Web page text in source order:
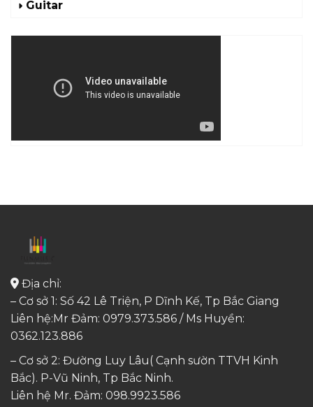
Guitar
Địa chỉ:
– Cơ sở 1: Số 42 Lê Triện, P Dĩnh Kế, Tp Bắc Giang
Liên hệ:Mr Đảm: 0979.373.586 / Ms Huyền:
0362.123.886
– Cơ sở 2: Đường Luy Lâu( Cạnh sườn TTVH Kinh
Bắc). P-Vũ Ninh, Tp Bắc Ninh.
Liên hệ Mr. Đảm: 098.9923.586